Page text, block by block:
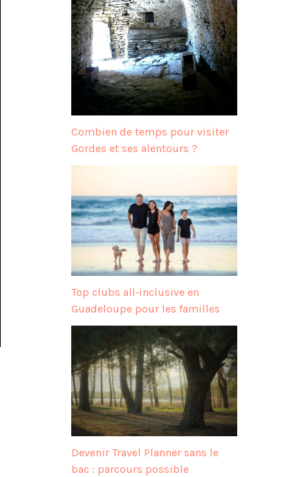
Combien de temps pour visiter
Gordes et ses alentours ?
Top clubs all‑inclusive en
Guadeloupe pour les familles
Devenir Travel Planner sans le
bac : parcours possible